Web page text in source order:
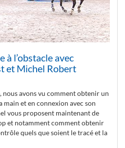
l’obstacle avec
et Michel Robert
nous avons vu comment obtenir un
main et en connexion avec son
vous proposent maintenant de
et notamment comment obtenir
quels que soient le tracé et la